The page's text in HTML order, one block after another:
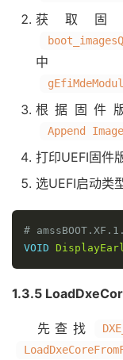
获取
中
根据固件
Append
打印UEFI固件
选UEFI启动类
#
VOID
1.3.5
先查找